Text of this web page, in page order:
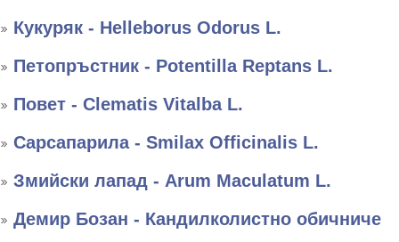
Кукуряк - Helleborus Оdorus L.
Петопръстник - Potentilla Reptans L.
Повет - Clematis Vitalba L.
Сарсапарила - Smilax Officinalis L.
Змийски лапад - Arum Maculatum L.
Демир Бозан - Кандилколистно обичниче